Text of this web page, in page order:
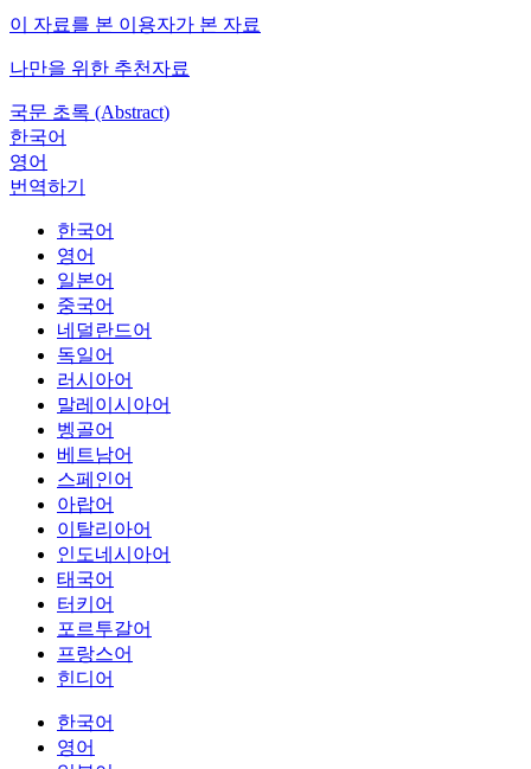
이 자료를 본 이용자가 본 자료
나만을 위한 추천자료
국문 초록 (Abstract)
한국어
영어
번역하기
한국어
영어
일본어
중국어
네덜란드어
독일어
러시아어
말레이시아어
벵골어
베트남어
스페인어
아랍어
이탈리아어
인도네시아어
태국어
터키어
포르투갈어
프랑스어
힌디어
한국어
영어